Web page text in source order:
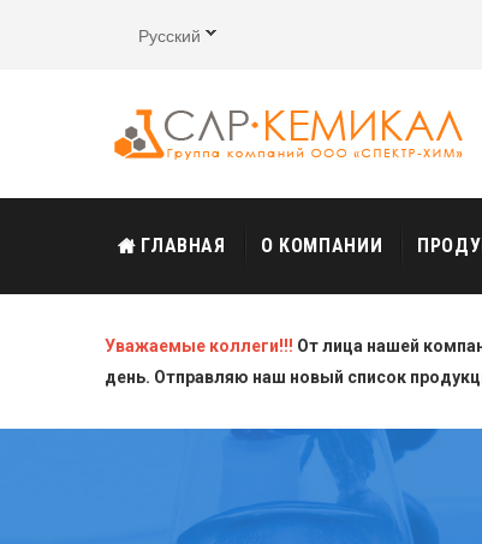
Русский
ГЛАВНАЯ О КОМПАНИИ
Уважаемые коллеги!!! От лица нашей
день. Отправляю наш новый список